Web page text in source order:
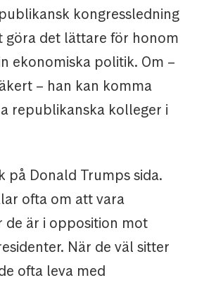
kongressledning
göra det lättare för honom
ekonomiska politik. Om –
– han kan komma
republikanska kolleger i
på Donald Trumps sida.
ofta om att vara
de är i opposition mot
När de väl sitter
ofta leva med